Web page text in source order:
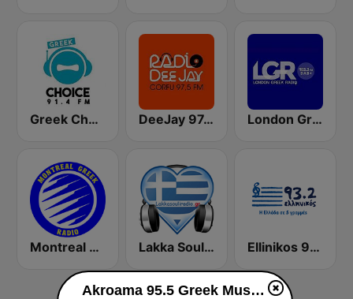
Greek Choice FM DeeJay 97.5 Greece Corfu London Greek Radio
Montreal Greek Radio Lakka Souli Radio Ellinikos 93.2 FM
Akroama 95.5 Greek Music en vivo